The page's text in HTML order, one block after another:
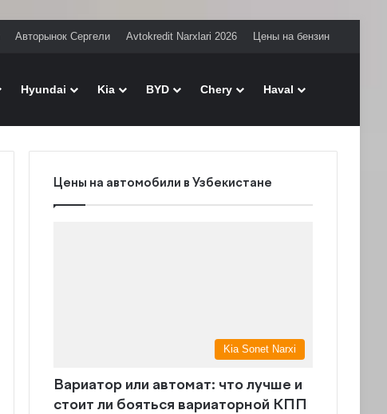
Авторынок Сергели Avtokredit Narxlari 2026 Цены на бензин
Hyundai Kia BYD Chery Haval
Цены на автомобили в Узбекистане
Kia Sonet Narxi
Вариатор или автомат: что лучше и
стоит ли бояться вариаторной КПП